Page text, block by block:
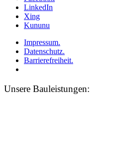
LinkedIn
Xing
Kununu
Impressum.
Datenschutz.
Barrierefreiheit.
Unsere Bauleistungen: